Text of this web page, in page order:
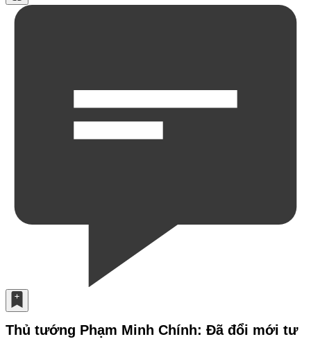
Thủ tướng Phạm Minh Chính: Đã đổi mới tư